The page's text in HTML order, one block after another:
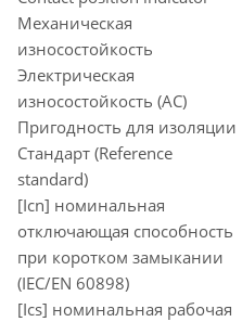
Механическая
износостойкость
Электрическая
износостойкость (AC)
Пригодность для изоляции
Стандарт (Reference
standard)
[Icn] номинальная
отключающая способность
при коротком замыкании
(IEC/EN 60898)
[Ics] номинальная рабочая